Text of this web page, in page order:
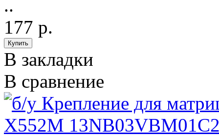
..
177 р.
В закладки
В сравнение